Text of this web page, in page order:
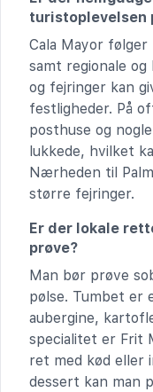
turistoplevelsen
Cala Mayor følger
samt regionale og
og fejringer kan
festligheder. På
posthuse og
lukkede, hvilket
Nærheden til
større fejringer.
Er der lokale
prøve?
Man bør prøve
pølse. Tumbet er
aubergine,
specialitet er Frit
ret med kød eller
dessert kan man